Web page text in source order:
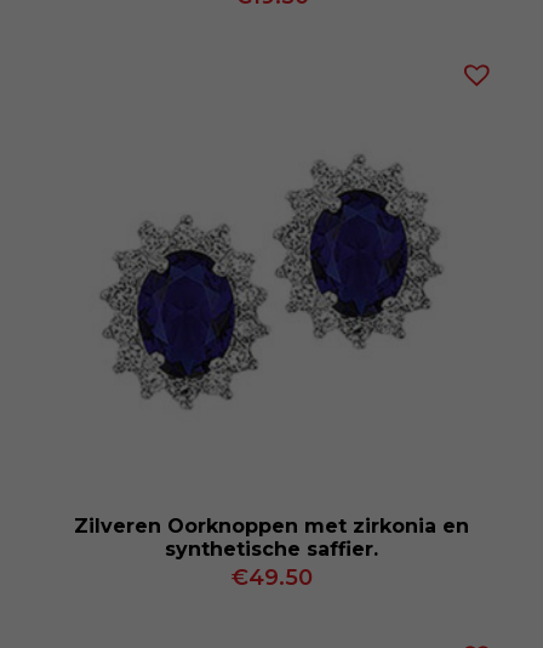
Zilveren Oorknoppen met zirkonia en
synthetische saffier.
€49.50